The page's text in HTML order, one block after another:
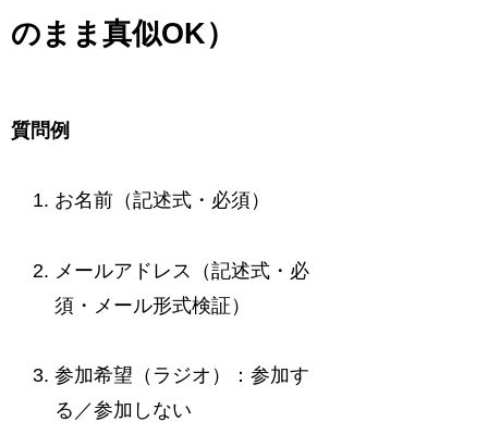
のまま真似OK）
質問例
お名前（記述式・必須）
メールアドレス（記述式・必
須・メール形式検証）
参加希望（ラジオ）：参加す
る／参加しない